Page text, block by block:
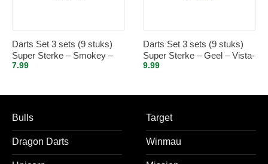
Darts Set 3 sets (9 stuks)
Super Sterke – Smokey –
Vista-X – flights – darts
7.99
Darts Set 3 sets (9 stuks)
Super Sterke – Geel – Vista-
X – flights – darts flights
9.99
Bulls
Dragon Darts
Target
Winmau